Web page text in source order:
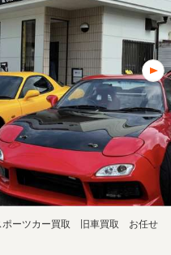
ポーツカー買取 旧車買取 お任せ